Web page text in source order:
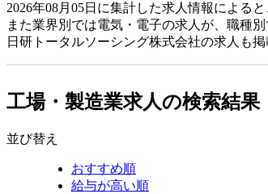
2026年08月05日に集計した求人情報による
また業界別では電気・電子の求人が、職種
日研トータルソーシング株式会社の求人も
工場・製造業求人の検索結果
並び替え
おすすめ順
給与が高い順